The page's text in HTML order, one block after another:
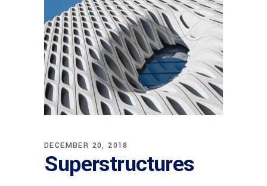
DECEMBER 20, 2018
Superstructures